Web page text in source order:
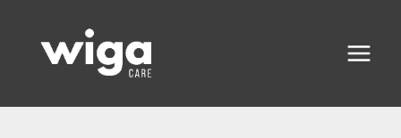
Inhalt
springen